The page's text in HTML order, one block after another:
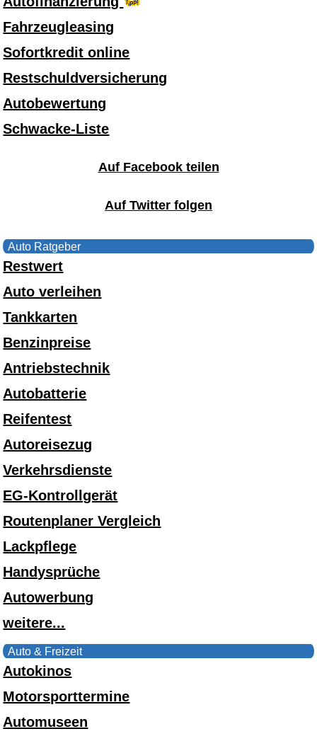
Fahrzeugleasing
Sofortkredit online
Restschuldversicherung
Autobewertung
Schwacke-Liste
Auf Facebook teilen
Auf Twitter folgen
Auto Ratgeber
Restwert
Auto verleihen
Tankkarten
Benzinpreise
Antriebstechnik
Autobatterie
Reifentest
Autoreisezug
Verkehrsdienste
EG-Kontrollgerät
Routenplaner Vergleich
Lackpflege
Handysprüche
Autowerbung
weitere...
Auto & Freizeit
Autokinos
Motorsporttermine
Automuseen